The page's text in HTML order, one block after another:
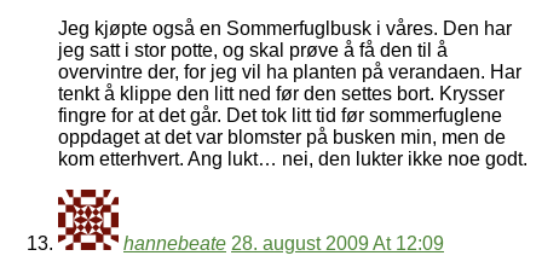
Jeg kjøpte også en Sommerfuglbusk i våres. Den har
jeg satt i stor potte, og skal prøve å få den til å
overvintre der, for jeg vil ha planten på verandaen. Har
tenkt å klippe den litt ned før den settes bort. Krysser
fingre for at det går. Det tok litt tid før sommerfuglene
oppdaget at det var blomster på busken min, men de
kom etterhvert. Ang lukt… nei, den lukter ikke noe godt.
hannebeate 28. august 2009 At 12:09